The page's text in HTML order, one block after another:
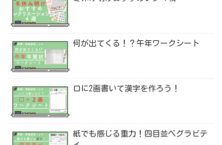
何が出てくる！？午年ワークシート
口に2画書いて漢字を作ろう！
紙でも感じる重力！四目並べグラビテ